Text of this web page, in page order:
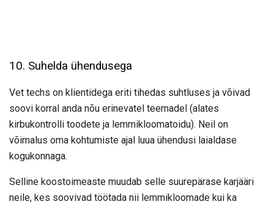
10. Suhelda ühendusega
Vet techs on klientidega eriti tihedas suhtluses ja võivad
soovi korral anda nõu erinevatel teemadel (alates
kirbukontrolli toodete ja lemmikloomatoidu). Neil on
võimalus oma kohtumiste ajal luua ühendusi laialdase
kogukonnaga.
Selline koostoimeaste muudab selle suurepärase karjääri
neile, kes soovivad töötada nii lemmikloomade kui ka